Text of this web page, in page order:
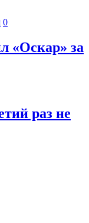
0
«Оскар» за
раз не